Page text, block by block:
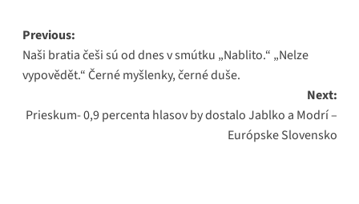
Post
navigation
Previous:
Naši bratia češi sú od dnes v smútku „Nablito.“ „Nelze
vypovědět.“ Černé myšlenky, černé duše.
Next:
Prieskum- 0,9 percenta hlasov by dostalo Jablko a Modrí –
Európske Slovensko